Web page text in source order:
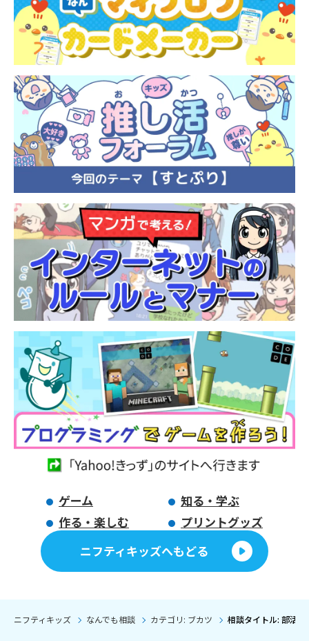
ゲーム
知る・学ぶ
作る・楽しむ
プリントグッズ
ニフティキッズへもどる
ニフティキッズ なんでも相談 カテゴリ: ブカツ 相談タイトル: 部活